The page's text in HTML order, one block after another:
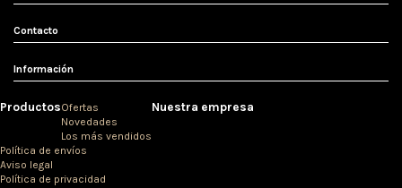
Contacto
Información
ProductosOfertas
Novedades
Los más vendidos
Nuestra empresa
Política de envíos
Aviso legal
Política de privacidad